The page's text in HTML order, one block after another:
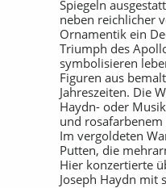
Spiegeln
neben reichlicher
Ornamentik ein
Triumph des
symbolisieren
Figuren aus
Jahreszeiten. Die
Haydn- oder
und
Im vergoldeten
Putten, die
Hier konzertierte
Joseph Haydn mit